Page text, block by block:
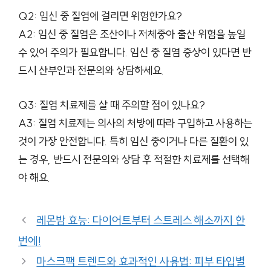
Q2: 임신 중 질염에 걸리면 위험한가요?
A2: 임신 중 질염은 조산이나 저체중아 출산 위험을 높일
수 있어 주의가 필요합니다. 임신 중 질염 증상이 있다면 반
드시 산부인과 전문의와 상담하세요.
Q3: 질염 치료제를 살 때 주의할 점이 있나요?
A3: 질염 치료제는 의사의 처방에 따라 구입하고 사용하는
것이 가장 안전합니다. 특히 임신 중이거나 다른 질환이 있
는 경우, 반드시 전문의와 상담 후 적절한 치료제를 선택해
야 해요.
레몬밤 효능: 다이어트부터 스트레스 해소까지 한
번에!
마스크팩 트렌드와 효과적인 사용법: 피부 타입별